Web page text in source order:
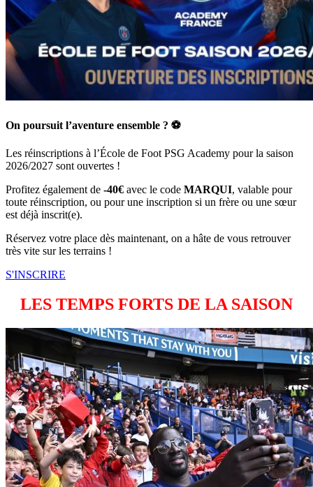
On poursuit l’aventure ensemble ? ⚽
Les réinscriptions à l’École de Foot PSG Academy pour la saison
2026/2027 sont ouvertes !
Profitez également de -40€ avec le code MARQUI, valable pour
toute réinscription, ou pour une inscription si un frère ou une sœur
est déjà inscrit(e).
Réservez votre place dès maintenant, on a hâte de vous retrouver
très vite sur les terrains !
S'INSCRIRE
LES TEMPS FORTS DE LA SAISON